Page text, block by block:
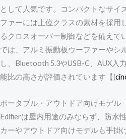
として人気です。コンパクトなサイ
ファーには上位クラスの素材を採用
るクロスオーバー制御などを備えて
では、アルミ振動板ウーファーやシ
し、Bluetooth 5.3やUSB-C、AUX入
能比の高さが評価されています【(
ポータブル・アウトドア向けモデル
Edifierは屋内用途のみならず、防水
カーやアウトドア向けモデルも手掛